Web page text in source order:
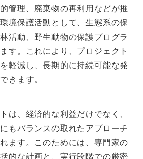
管理、廃棄物の再利用などが推
境保護活動として、生態系の保
活動、野生動物の保護プログラ
す。これにより、プロジェクト
軽減し、長期的に持続可能な発
きます。
は、経済的な利益だけでなく、
もバランスの取れたアプローチ
ます。このためには、専門家の
的な計画と、実行段階での厳密